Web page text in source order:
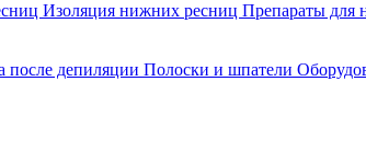
Изоляция нижних ресниц Препараты для
после депиляции Полоски и шпатели